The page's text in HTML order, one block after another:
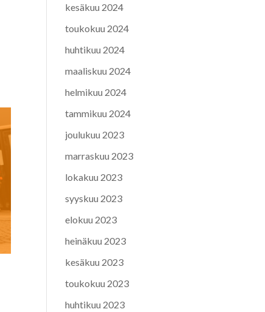
kesäkuu 2024
toukokuu 2024
huhtikuu 2024
maaliskuu 2024
helmikuu 2024
tammikuu 2024
joulukuu 2023
marraskuu 2023
lokakuu 2023
syyskuu 2023
elokuu 2023
heinäkuu 2023
kesäkuu 2023
toukokuu 2023
huhtikuu 2023